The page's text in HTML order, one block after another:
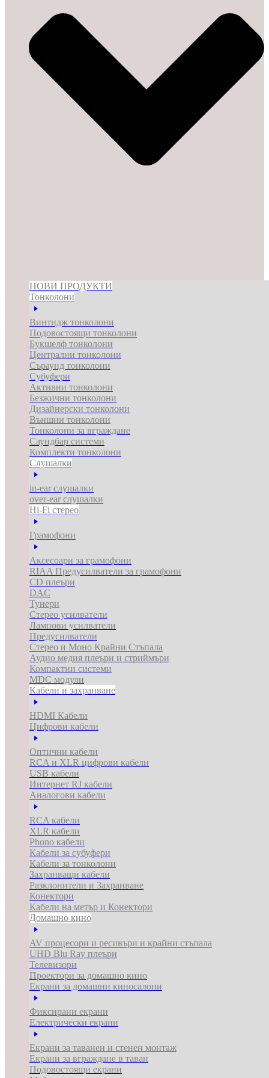
НОВИ ПРОДУКТИ
Тонколони
Винтидж тонколони
Подовостоящи тонколони
Букшелф тонколони
Централни тонколони
Съраунд тонколони
Субуфери
Активни тонколони
Безжични тонколони
Дизайнерски тонколони
Външни тонколони
Тонколони за вграждане
Саундбар системи
Комплекти тонколони
Слушалки
in-ear слушалки
over-ear слушалки
Hi-Fi стерео
Грамофони
Аксесоари за грамофони
RIAA Предусилватели за грамофони
CD плеъри
DAC
Тунери
Стерео усилватели
Лампови усилватели
Предусилватели
Стерео и Моно Крайни Стъпала
Аудио медия плеъри и стриймъри
Компактни системи
MDC модули
Кабели и захранване
HDMI Кабели
Цифрови кабели
Оптични кабели
RCA и XLR цифрови кабели
USB кабели
Интернет RJ кабели
Аналогови кабели
RCA кабели
XLR кабели
Phono кабели
Кабели за субуфери
Кабели за тонколони
Захранващи кабели
Разклонители и Захранване
Конектори
Кабели на метър и Конектори
Домашно кино
AV процесори и ресивъри и крайни стъпала
UHD Blu Ray плеъри
Телевизори
Проектори за домашно кино
Екрани за домашни киносалони
Фиксирани екрани
Електрически екрани
Екрани за таванен и стенен монтаж
Екрани за вграждане в таван
Подовостоящи екрани